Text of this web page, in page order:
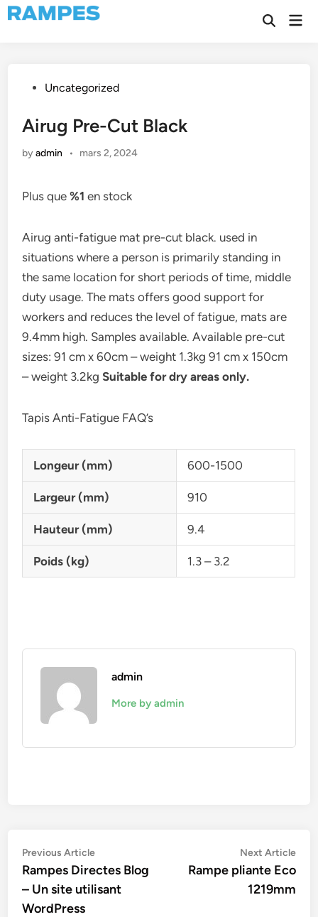
Skip
to
Open
PostedUncategorized
Airug Pre-Cut Black
byadmin • mars 2, 2024
Plus que%1 en stock
Airug anti-fatigue mat pre-cut black. used in
situations where a person is primarily standing in
the same location for short periods of time, middle
duty usage. The mats offers good support for
workers and reduces the level of fatigue, mats are
9.4mm high. Samples available. Available pre-cut
sizes: 91 cm x 60cm – weight 1.3kg 91 cm x 150cm
– weight 3.2kgSuitable for dry areas only.
Tapis Anti-Fatigue FAQ’s
Longeur (mm) 600-1500
Largeur (mm) 910
Hauteur (mm) 9.4
Poids (kg) 1.3 – 3.2
admin
More by admin
Navigation
de
l’article
Previous ArticlePrevious
article:
Rampes Directes Blog
– Un site utilisant
WordPress
Next Article
Rampe pliante Eco
1219mm